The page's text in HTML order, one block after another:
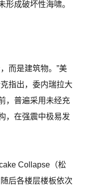
形成破坏性海啸。
而是建筑物。”美
指出，委内瑞拉大
，普遍采用未经充
，在强震中极易发
Collapse（松
后各楼层楼板依次